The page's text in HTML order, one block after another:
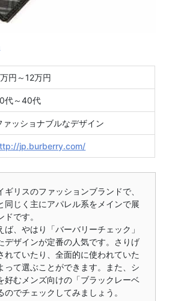
円～12万円
代～40代
ァッショナブルなデザイン
jp.burberry.com/
ギリスのファッションブランドで、
同じく主にアパレル系をメインで展
です。
ば、やはり「バーバリーチェック」
デザインが定番の人気です。さりげ
れていたり、全面的に使われていた
って選ぶことができます。また、シ
好むメンズ向けの「ブラックレーベ
のでチェックしてみましょう。